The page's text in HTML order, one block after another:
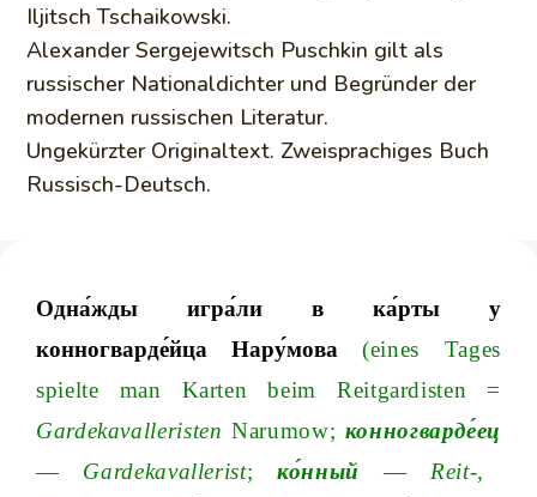
Iljitsch Tschaikowski.
Alexander Sergejewitsch Puschkin gilt als
russischer Nationaldichter und Begründer der
modernen russischen Literatur.
Ungekürzter Originaltext. Zweisprachiges Buch
Russisch-Deutsch.
Одна́жды игра́ли в ка́рты
у
конногварде́йца
Нару́мова (eines
Tages
spielte
man Karten beim Reitgardisten =
Gardekavalleristen Narumow; конногварде́ец
— Gardekavallerist; ко́нный — Reit-,